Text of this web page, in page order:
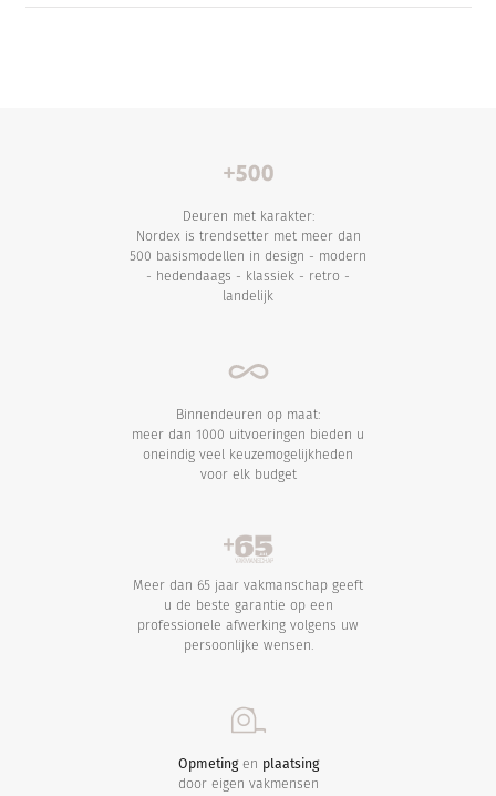
Deuren met karakter:
Nordex is trendsetter met meer dan
500 basismodellen in design - modern
- hedendaags - klassiek - retro -
landelijk
Binnendeuren op maat:
meer dan 1000 uitvoeringen bieden u
oneindig veel keuzemogelijkheden
voor elk budget
Meer dan 65 jaar vakmanschap geeft
u de beste garantie op een
professionele afwerking volgens uw
persoonlijke wensen.
Opmetingen plaatsing
door eigen vakmensen